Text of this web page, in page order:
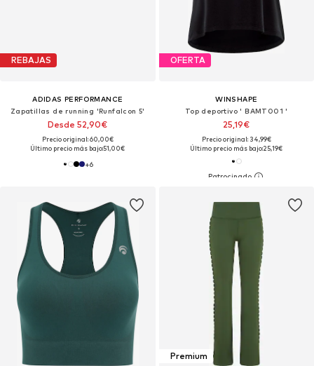
REBAJAS
ADIDAS PERFORMANCE
Zapatillas de running 'Runfalcon 5'
Desde 52,90€
Precio original: 60,00€
Último precio más bajo:51,00€
+6
OFERTA
WINSHAPE
Top deportivo ' BAMT001 '
25,19€
Precio original: 34,99€
Último precio más bajo:25,19€
Premium